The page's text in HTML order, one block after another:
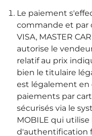
Le paiement
commande et par
VISA, MASTER
autorise le
relatif au prix
bien le titulaire
est légalement en
paiements par
sécurisés via le
MOBILE qui
d'authentification